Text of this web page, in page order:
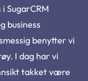
SugarCRM
business
benytter vi
I dag har vi
takket være